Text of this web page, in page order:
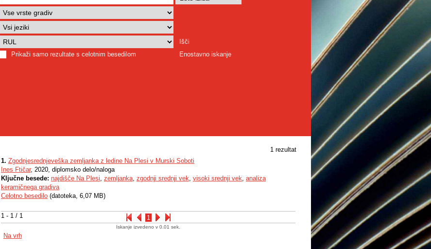
Išči
Prikaži samo rezultate s celotnim besedilom
Enostavno iskanje
1 rezultat
1 - 1 / 1 1
1. Zgodnjesrednjeveška zemljanka z ledine Na Plesi v Murski Soboti
Ines Ftičar, 2020, diplomsko delo/naloga
Ključne besede: najdišče Na Plesi, zemljanka, zgodnji srednji vek, visoki srednji vek, analiza
keramičnega gradiva
Celotno besedilo (datoteka, 6,07 MB)
Iskanje izvedeno v 0.01 sek.
Na vrh